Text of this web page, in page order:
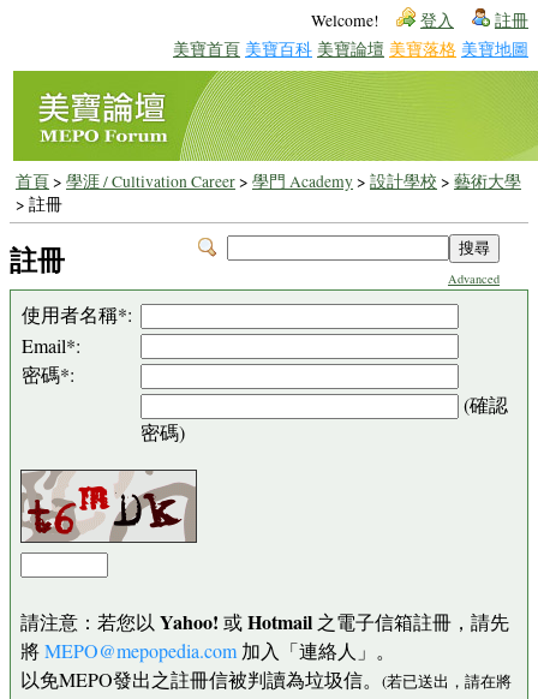
Welcome! 登入 註冊
美寶首頁 美寶百科 美寶論壇 美寶落格 美寶地圖
首頁> 學涯 / Cultivation Career> 學門 Academy> 設計學校 > 藝術大學
> 註冊
Advanced
註冊
使用者名稱*:
Email*:
密碼*:
(確認
密碼)
請注意：若您以 Yahoo! 或Hotmail 之電子信箱註冊，請先
將MEPO@mepopedia.com 加入「連絡人」。
以免MEPO發出之註冊信被判讀為垃圾信。 (若已送出，請在將